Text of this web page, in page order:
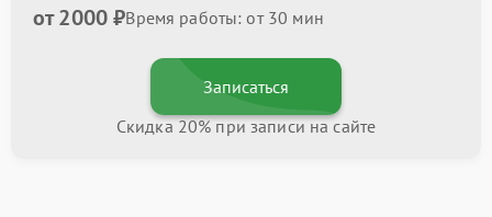
от 2000 ₽Время работы: от 30 мин
Записаться
Скидка 20% при записи на сайте